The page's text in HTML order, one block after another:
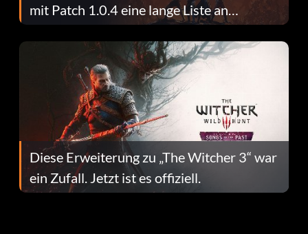
mit Patch 1.0.4 eine lange Liste an
Fehlerbehebungen
Diese Erweiterung zu „The Witcher 3“ war
ein Zufall. Jetzt ist es offiziell.